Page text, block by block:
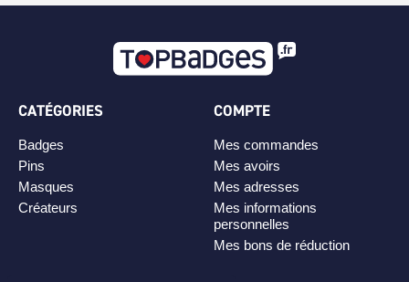
CATÉGORIES
Badges
Pins
Masques
Créateurs
COMPTE
Mes commandes
Mes avoirs
Mes adresses
Mes informations
personnelles
Mes bons de réduction